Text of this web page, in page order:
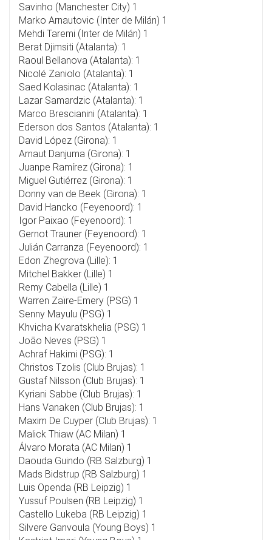
Savinho (Manchester City) 1
Marko Arnautovic (Inter de Milán) 1
Mehdi Taremi (Inter de Milán) 1
Berat Djimsiti (Atalanta): 1
Raoul Bellanova (Atalanta): 1
Nicolé Zaniolo (Atalanta): 1
Saed Kolasinac (Atalanta): 1
Lazar Samardzic (Atalanta): 1
Marco Brescianini (Atalanta): 1
Ederson dos Santos (Atalanta): 1
David López (Girona): 1
Arnaut Danjuma (Girona): 1
Juanpe Ramírez (Girona): 1
Miguel Gutiérrez (Girona): 1
Donny van de Beek (Girona): 1
David Hancko (Feyenoord): 1
Igor Paixao (Feyenoord): 1
Gernot Trauner (Feyenoord): 1
Julián Carranza (Feyenoord): 1
Edon Zhegrova (Lille): 1
Mitchel Bakker (Lille) 1
Remy Cabella (Lille) 1
Warren Zaïre-Emery (PSG) 1
Senny Mayulu (PSG) 1
Khvicha Kvaratskhelia (PSG) 1
João Neves (PSG) 1
Achraf Hakimi (PSG): 1
Christos Tzolis (Club Brujas): 1
Gustaf Nilsson (Club Brujas): 1
Kyriani Sabbe (Club Brujas): 1
Hans Vanaken (Club Brujas): 1
Maxim De Cuyper (Club Brujas): 1
Malick Thiaw (AC Milan) 1
Álvaro Morata (AC Milan) 1
Daouda Guindo (RB Salzburg) 1
Mads Bidstrup (RB Salzburg) 1
Luis Openda (RB Leipzig) 1
Yussuf Poulsen (RB Leipzig) 1
Castello Lukeba (RB Leipzig) 1
Silvere Ganvoula (Young Boys) 1